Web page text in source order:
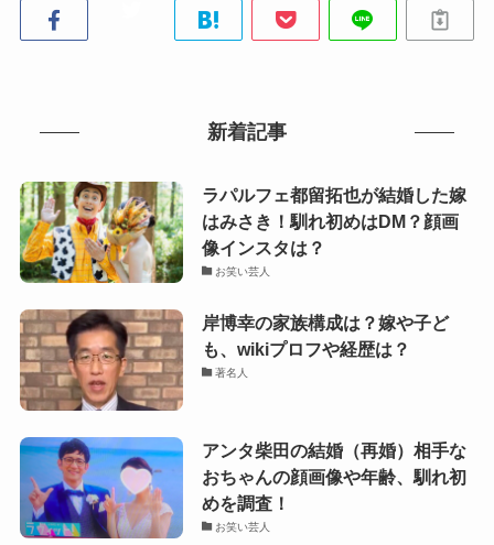
新着記事
ラパルフェ都留拓也が結婚した嫁
はみさき！馴れ初めはDM？顔画
像インスタは？
お笑い芸人
岸博幸の家族構成は？嫁や子ど
も、wikiプロフや経歴は？
著名人
アンタ柴田の結婚（再婚）相手な
おちゃんの顔画像や年齢、馴れ初
めを調査！
お笑い芸人